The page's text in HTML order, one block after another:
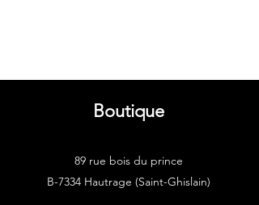
Boutique
89 rue bois du prince
B-7334 Hautrage (Saint-Ghislain)